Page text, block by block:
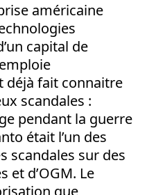
américaine
capital de
déjà fait connaitre
scandales :
pendant la guerre
était l’un des
scandales sur des
et d’OGM. Le